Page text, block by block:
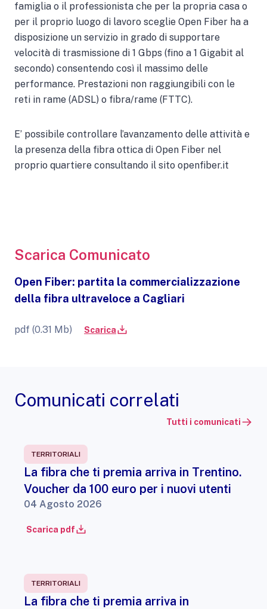
famiglia o il professionista che per la propria casa o
per il proprio luogo di lavoro sceglie Open Fiber ha a
disposizione un servizio in grado di supportare
velocità di trasmissione di 1 Gbps (fino a 1 Gigabit al
secondo) consentendo così il massimo delle
performance. Prestazioni non raggiungibili con le
reti in rame (ADSL) o fibra/rame (FTTC).
E’ possibile controllare l’avanzamento delle attività e
la presenza della fibra ottica di Open Fiber nel
proprio quartiere consultando il sito openfiber.it
Scarica Comunicato
Open Fiber: partita la commercializzazione
della fibra ultraveloce a Cagliari
pdf (0.31 Mb) Scarica
Comunicati correlati
Tutti i comunicati
TERRITORIALI
La fibra che ti premia arriva in Trentino.
Voucher da 100 euro per i nuovi utenti
04 Agosto 2026
Scarica pdf
TERRITORIALI
La fibra che ti premia arriva in